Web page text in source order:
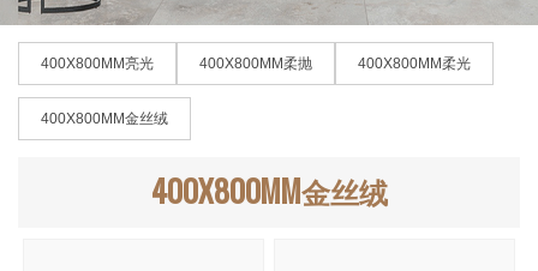
400X800MM亮光 400X800MM柔抛 400X800MM柔光
400X800MM金丝绒
400X800MM金丝绒